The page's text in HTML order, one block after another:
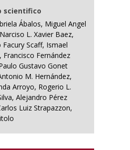
scientifico
Ábalos, Miguel Angel
L. Xavier Baez,
Facury Scaff, Ismael
Francisco Fernández
Gustavo Gonet
M. Hernández,
Arroyo, Rogerio L.
Alejandro Pérez
Luiz Strapazzon,